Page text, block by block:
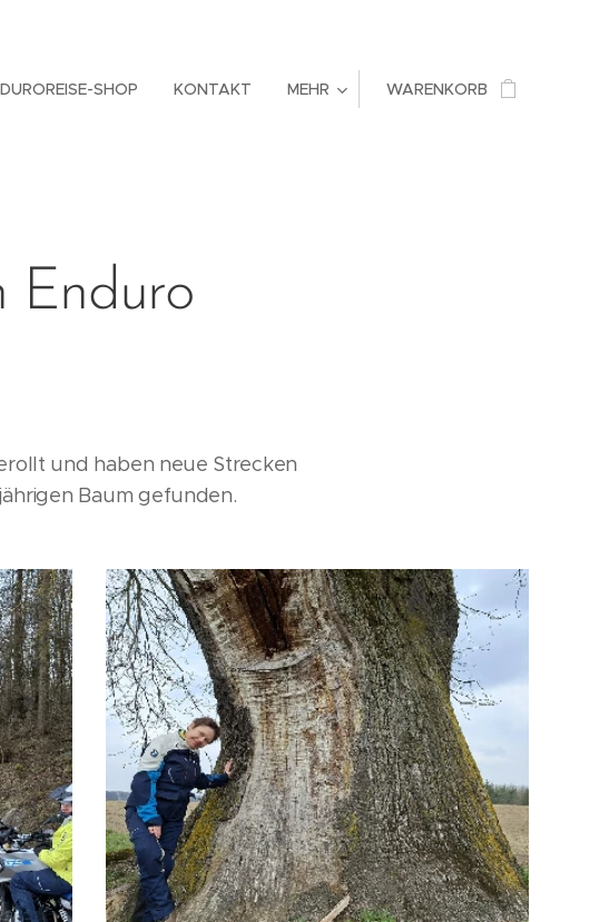
SHOP KONTAKT MEHR WARENKORB
Enduro
und haben neue Strecken
Baum gefunden.